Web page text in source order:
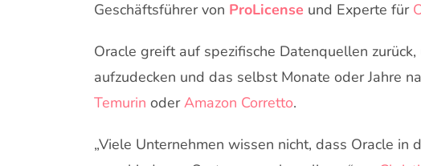
Geschäftsführer von ProLicense und Experte für
Oracle greift auf spezifische Datenquellen
aufzudecken und das selbst Monate oder Jahre
Temurin oderAmazon Corretto.
„Viele Unternehmen wissen nicht, dass Oracle in